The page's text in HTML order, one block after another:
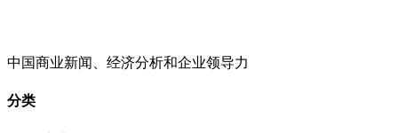
中国商业新闻、经济分析和企业领导力
分类